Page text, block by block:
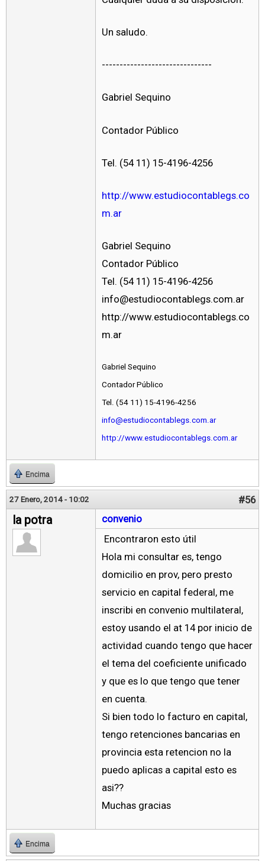
Un saludo.
-------------------------------
Gabriel Sequino
Contador Público
Tel. (54 11) 15-4196-4256
http://www.estudiocontablegs.co
m.ar
Gabriel Sequino
Contador Público
Tel. (54 11) 15-4196-4256
info@estudiocontablegs.com.ar
http://www.estudiocontablegs.co
m.ar
Gabriel Sequino
Contador Público
Tel. (54 11) 15-4196-4256
info@estudiocontablegs.com.ar
http://www.estudiocontablegs.com.ar
Encima
27 Enero, 2014 - 10:02 #56
la potra
convenio
Encontraron esto útil
Hola mi consultar es, tengo
domicilio en prov, pero presto
servicio en capital federal, me
inscribi en convenio multilateral,
estoy usando el at 14 por inicio de
actividad cuando tengo que hacer
el tema del coeficiente unificado
y que es lo que tengo que tener
en cuenta.
Si bien todo lo facturo en capital,
tengo retenciones bancarias en
provincia esta retencion no la
puedo aplicas a capital esto es
asi??
Muchas gracias
Encima